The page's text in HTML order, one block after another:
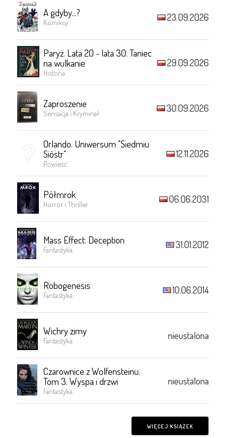
A gdyby...?
Komiksy 23.09.2026
Paryż. Lata 20 - lata 30. Taniec
na wulkanie
Historia
29.09.2026
Zaproszenie
Sensacja i Kryminał 30.09.2026
Orlando. Uniwersum "Siedmiu
Sióstr"
Powieść
12.11.2026
Półmrok
Horror i Thriller 06.06.2031
Mass Effect: Deception
Fantastyka 31.01.2012
Robogenesis
Fantastyka 10.06.2014
Wichry zimy
Fantastyka nieustalona
Czarownice z Wolfensteinu.
Tom 3. Wyspa i drzwi
Fantastyka
nieustalona
WIĘCEJ KSIĄŻEK